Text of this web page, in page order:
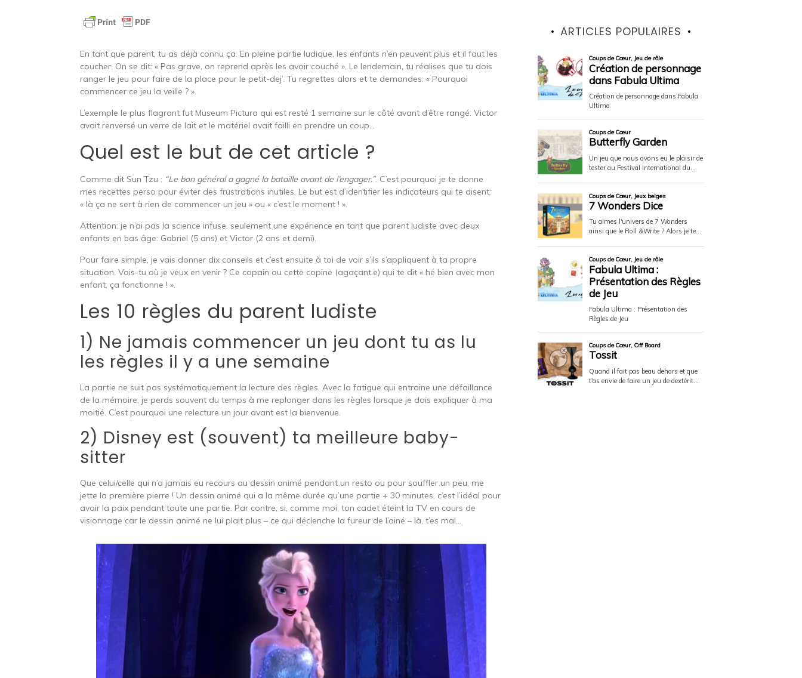
En tant que parent, tu as déjà connu ça. En pleine partie ludique, les enfants n’en peuvent plus et il faut les
coucher. On se dit: « Pas grave, on reprend après les avoir couché ». Le lendemain, tu réalises que tu dois
ranger le jeu pour faire de la place pour le petit-dej’. Tu regrettes alors et te demandes: « Pourquoi
commencer ce jeu la veille ? ».
L’exemple le plus flagrant fut Museum Pictura qui est resté 1 semaine sur le côté avant d’être rangé. Victor
avait renversé un verre de lait et le matériel avait failli en prendre un coup…
Quel est le but de cet article ?
Comme dit Sun Tzu : “Le bon général a gagné la bataille avant de l’engager.”. C’est pourquoi je te donne
mes recettes perso pour éviter des frustrations inutiles. Le but est d’identifier les indicateurs qui te disent:
« là ça ne sert à rien de commencer un jeu » ou « c’est le moment ! ».
Attention: je n’ai pas la science infuse, seulement une expérience en tant que parent ludiste avec deux
enfants en bas âge: Gabriel (5 ans) et Victor (2 ans et demi).
Pour faire simple, je vais donner dix conseils et c’est ensuite à toi de voir s’ils s’appliquent à ta propre
situation. Vois-tu où je veux en venir ? Ce copain ou cette copine (agaçant.e) qui te dit « hé bien avec mon
enfant, ça fonctionne ! ».
Les 10 règles du parent ludiste
1) Ne jamais commencer un jeu dont tu as lu
les règles il y a une semaine
La partie ne suit pas systématiquement la lecture des règles. Avec la fatigue qui entraine une défaillance
de la mémoire, je perds souvent du temps à me replonger dans les règles lorsque je dois expliquer à ma
moitié. C’est pourquoi une relecture un jour avant est la bienvenue.
2) Disney est (souvent) ta meilleure baby-
sitter
Que celui/celle qui n’a jamais eu recours au dessin animé pendant un resto ou pour souffler un peu, me
jette la première pierre ! Un dessin animé qui a la même durée qu’une partie + 30 minutes, c’est l’idéal pour
avoir la paix pendant toute une partie. Par contre, si, comme moi, ton cadet éteint la TV en cours de
visionnage car le dessin animé ne lui plait plus – ce qui déclenche la fureur de l’ainé – là, t’es mal…
ARTICLES POPULAIRES